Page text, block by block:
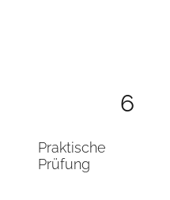
6
Praktische
Prüfung